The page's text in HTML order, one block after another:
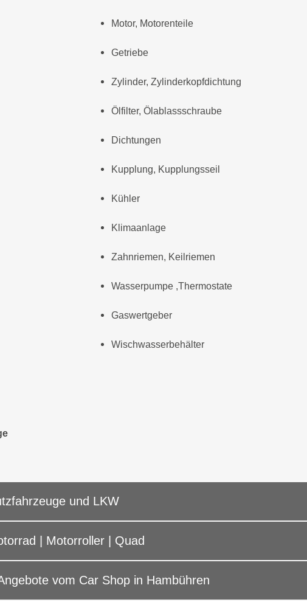
Motor, Motorenteile
Getriebe
Zylinder, Zylinderkopfdichtung
Ölfilter, Ölablassschraube
Dichtungen
Kupplung, Kupplungsseil
Kühler
Klimaanlage
Zahnriemen, Keilriemen
Wasserpumpe ,Thermostate
Gaswertgeber
Wischwasserbehälter
und LKW
| Motorroller | Quad
vom Car Shop in Hambühren